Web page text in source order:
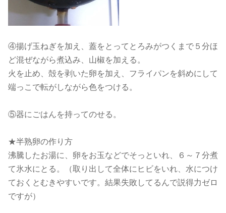
④揚げ玉ねぎを加え、蓋をとってとろみがつくまで５分ほ
ど混ぜながら煮込み、山椒を加える。
火を止め、殻を剥いた卵を加え、フライパンを斜めにして
端っこで転がしながら色をつける。
⑤器にごはんを持ってのせる。
★半熟卵の作り方
沸騰したお湯に、卵をお玉などでそっといれ、６～７分煮
て氷水にとる。（取り出して全体にヒビをいれ、水につけ
ておくとむきやすいです。結果失敗してるんで説得力ゼロ
ですが）